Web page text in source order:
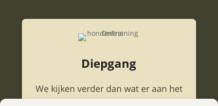
Diepgang
We kijken verder dan wat er aan het